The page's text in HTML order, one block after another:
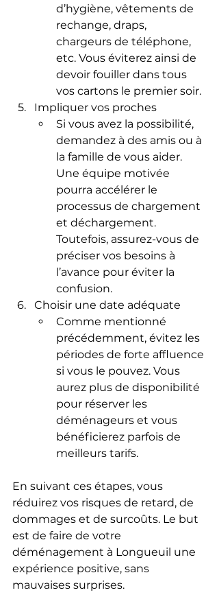
d’hygiène, vêtements de
rechange, draps,
chargeurs de téléphone,
etc. Vous éviterez ainsi de
devoir fouiller dans tous
vos cartons le premier soir.
Impliquer vos proches
Si vous avez la possibilité,
demandez à des amis ou à
la famille de vous aider.
Une équipe motivée
pourra accélérer le
processus de chargement
et déchargement.
Toutefois, assurez-vous de
préciser vos besoins à
l’avance pour éviter la
confusion.
Choisir une date adéquate
Comme mentionné
précédemment, évitez les
périodes de forte affluence
si vous le pouvez. Vous
aurez plus de disponibilité
pour réserver les
déménageurs et vous
bénéficierez parfois de
meilleurs tarifs.
En suivant ces étapes, vous
réduirez vos risques de retard, de
dommages et de surcoûts. Le but
est de faire de votre
déménagement à Longueuil une
expérience positive, sans
mauvaises surprises.